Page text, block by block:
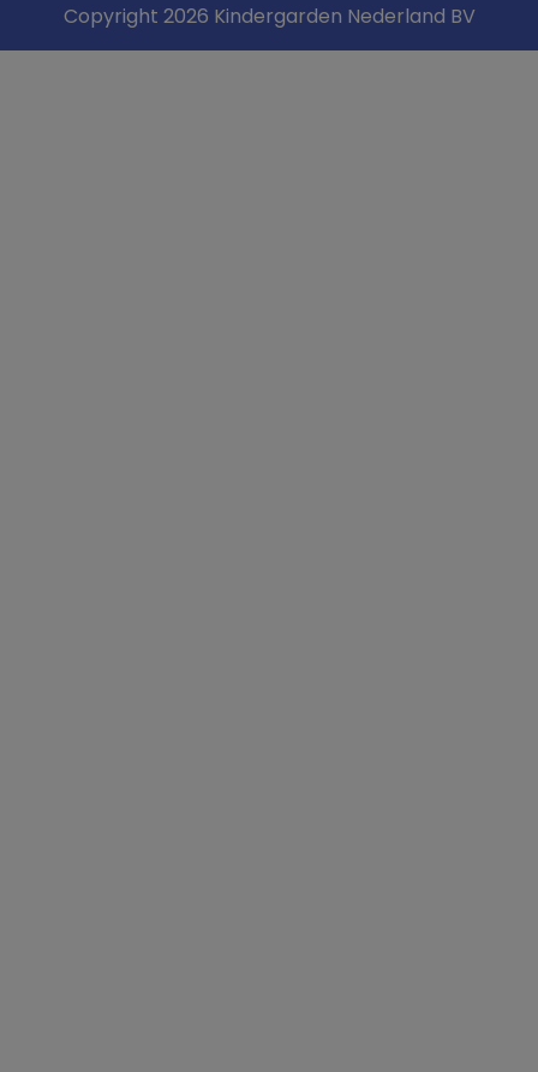
Copyright 2026 Kindergarden Nederland BV